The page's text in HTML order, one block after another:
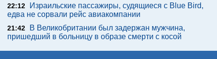
22:12
Израильские пассажиры, судящиеся с Blue Bird,
едва не сорвали рейс авиакомпании
21:42
В Великобритании был задержан мужчина,
пришедший в больницу в образе смерти с косой